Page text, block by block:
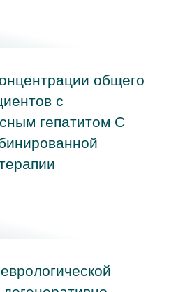
общего
с
гепатитом С